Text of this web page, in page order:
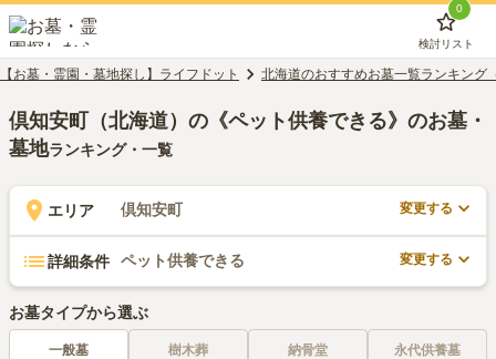
0
検討リスト
【お墓・霊園・墓地探し】ライフドット 北海道のおすすめお墓一覧ランキング
倶知安町（北海道）の《ペット供養できる》のお墓・
墓地ランキング・一覧
エリア 倶知安町 変更する
詳細条件 ペット供養できる 変更する
お墓タイプから選ぶ
一般墓 樹木葬 納骨堂 永代供養墓